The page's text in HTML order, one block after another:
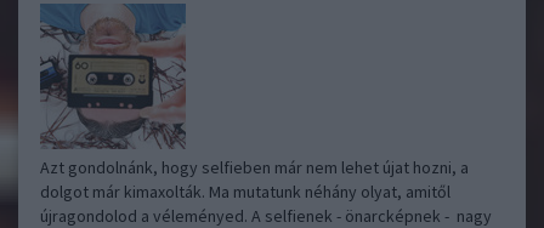
Azt gondolnánk, hogy selfieben már nem lehet újat hozni, a
dolgot már kimaxolták. Ma mutatunk néhány olyat, amitől
újragondolod a véleményed. A selfienek - önarcképnek - nagy